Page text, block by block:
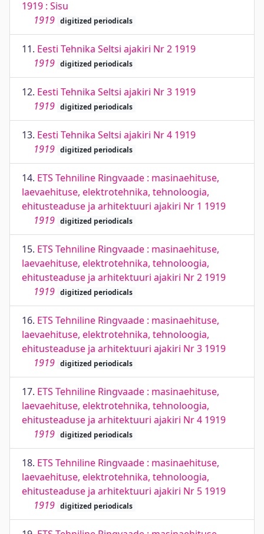
1919 : Sisu
1919 digitized periodicals
11. Eesti Tehnika Seltsi ajakiri Nr 2 1919
1919 digitized periodicals
12. Eesti Tehnika Seltsi ajakiri Nr 3 1919
1919 digitized periodicals
13. Eesti Tehnika Seltsi ajakiri Nr 4 1919
1919 digitized periodicals
14. ETS Tehniline Ringvaade : masinaehituse,
laevaehituse, elektrotehnika, tehnoloogia,
ehitusteaduse ja arhitektuuri ajakiri Nr 1 1919
1919 digitized periodicals
15. ETS Tehniline Ringvaade : masinaehituse,
laevaehituse, elektrotehnika, tehnoloogia,
ehitusteaduse ja arhitektuuri ajakiri Nr 2 1919
1919 digitized periodicals
16. ETS Tehniline Ringvaade : masinaehituse,
laevaehituse, elektrotehnika, tehnoloogia,
ehitusteaduse ja arhitektuuri ajakiri Nr 3 1919
1919 digitized periodicals
17. ETS Tehniline Ringvaade : masinaehituse,
laevaehituse, elektrotehnika, tehnoloogia,
ehitusteaduse ja arhitektuuri ajakiri Nr 4 1919
1919 digitized periodicals
18. ETS Tehniline Ringvaade : masinaehituse,
laevaehituse, elektrotehnika, tehnoloogia,
ehitusteaduse ja arhitektuuri ajakiri Nr 5 1919
1919 digitized periodicals